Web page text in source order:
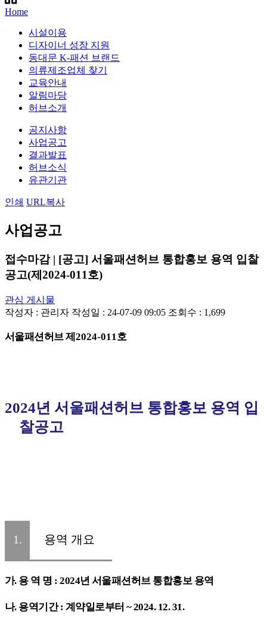
Home
시설이용
디자이너 성장 지원
동대문 K-패션 브랜드
의류제조업체 찾기
교육안내
알림마당
허브소개
공지사항
사업공고
결과발표
허브소식
유관기관
인쇄 URL복사
사업공고
접수마감 | [공고] 서울패션허브 통합홍보 용역 입찰
공고(제2024-011호)
관심 게시물
작성자 : 관리자 작성일 : 24-07-09 09:05 조회수 : 1,699
서울패션허브 제 2024-011 호
2024년 서울패션허브 통합홍보 용역 입
찰공고
1. 용역 개요
가. 용 역 명 : 2024년 서울패션허브 통합홍보 용역
나. 용역기간 : 계약일로부터 ~ 2024. 12. 31.